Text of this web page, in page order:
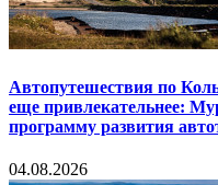
Автопутешествия по
еще привлекательнее:
программу развития
04.08.2026